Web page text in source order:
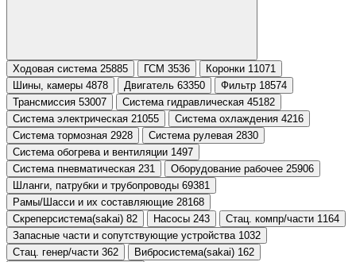
Ходовая система 25885 ГСМ 3536
Коронки 11071
Шины, камеры 4878
Двигатель 63350
Фильтр 18574
Трансмиссия 53007
Система гидравлическая 45182
Система электрическая 21055
Система охлаждения 4216
Система тормозная 2928
Система рулевая 2830
Система обогрева и вентиляции 1497
Система пневматическая 231
Оборудование рабочее 25906
Шланги, патрубки и трубопроводы 69381
Рамы/Шасси и их составляющие 28168
Скреперсистема(sakai) 82
Насосы 243
Стац. компр/части 1164
Запасные части и сопутствующие устройства 1032
Стац. генер/части 362
Вибросистема(sakai) 162